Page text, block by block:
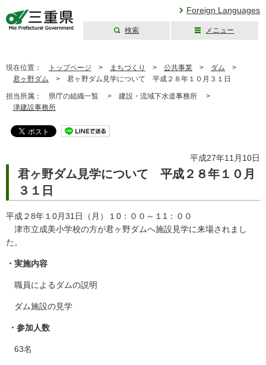
Foreign Languages
検索 メニュー
現在位置： トップページ > まちづくり > 公共事業 > ダム >
君ヶ野ダム > 君ヶ野ダム見学について 平成２８年１０月３１日
担当所属： 県庁の組織一覧 > 建設・流域下水道事務所 >
津建設事務所
平成27年11月10日
君ヶ野ダム見学について 平成２８年１０月
３１日
平成２8年１0月31日（月）１0：００～１1：００
津市立成美小学校の方が君ヶ野ダムへ施設見学に来場されまし
た。
・実施内容
職員によるダムの説明
ダム施設の見学
・参加人数
63名